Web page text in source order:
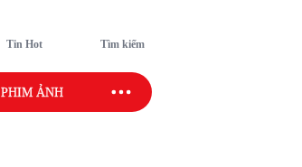
Tin Hot Tìm kiếm
PHIM ẢNH SAO SPORT